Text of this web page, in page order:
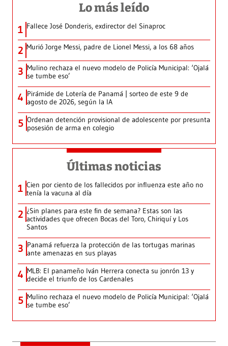
Lo más leído
1 Fallece José Donderis, exdirector del Sinaproc
2 Murió Jorge Messi, padre de Lionel Messi, a los 68 años
3 Mulino rechaza el nuevo modelo de Policía Municipal: ‘Ojalá
se tumbe eso’
4 Pirámide de Lotería de Panamá | sorteo de este 9 de
agosto de 2026, según la IA
5 Ordenan detención provisional de adolescente por presunta
posesión de arma en colegio
Últimas noticias
1 Cien por ciento de los fallecidos por influenza este año no
tenía la vacuna al día
2 ¿Sin planes para este fin de semana? Estas son las
actividades que ofrecen Bocas del Toro, Chiriquí y Los
Santos
3 Panamá refuerza la protección de las tortugas marinas
ante amenazas en sus playas
4 MLB: El panameño Iván Herrera conecta su jonrón 13 y
decide el triunfo de los Cardenales
5 Mulino rechaza el nuevo modelo de Policía Municipal: ‘Ojalá
se tumbe eso’